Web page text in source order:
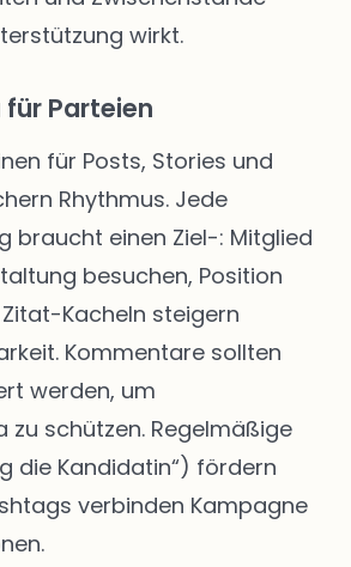
wirkt.
Parteien
für Posts, Stories und
Rhythmus. Jede
braucht einen Ziel-: Mitglied
besuchen, Position
Kacheln steigern
Kommentare sollten
werden, um
zu schützen. Regelmäßige
die Kandidatin“) fördern
verbinden Kampagne